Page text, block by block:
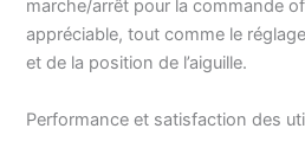
être
marche/arrêt pour la commande
appréciable, tout comme le
et de la position de l’aiguille.
Performance et satisfaction des